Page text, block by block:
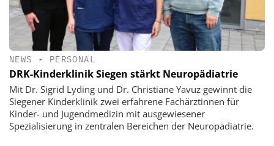
NEWS • PERSONAL
DRK-Kinderklinik Siegen stärkt Neuropädiatrie
Mit Dr. Sigrid Lyding und Dr. Christiane Yavuz gewinnt die
Siegener Kinderklinik zwei erfahrene Fachärztinnen für
Kinder- und Jugendmedizin mit ausgewiesener
Spezialisierung in zentralen Bereichen der Neuropädiatrie.